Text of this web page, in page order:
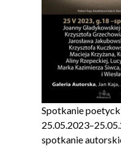
Spotkanie
25.05.2023–
spotkanie